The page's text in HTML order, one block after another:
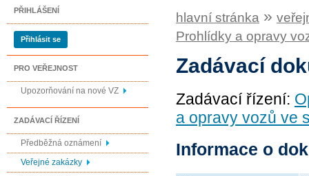
PŘIHLÁŠENÍ
Přihlásit se
PRO VEŘEJNOST
Upozorňování na nové VZ
ZADÁVACÍ ŘÍZENÍ
Předběžná oznámení
Veřejné zakázky
hlavní stránka »
Prohlídky a opravy
Zadávací
Zadávací řízení:
a opravy vozů ve
Informace o